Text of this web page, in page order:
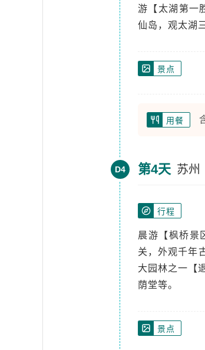
游【太湖第一
仙岛，观太湖
景点
用餐
D4 第4天 苏州
行程
晨游【枫桥景
关，外观千年
大园林之一【
荫堂等。
景点